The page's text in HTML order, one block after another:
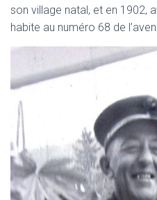
son village natal, et en 1902,
habite au numéro 68 de